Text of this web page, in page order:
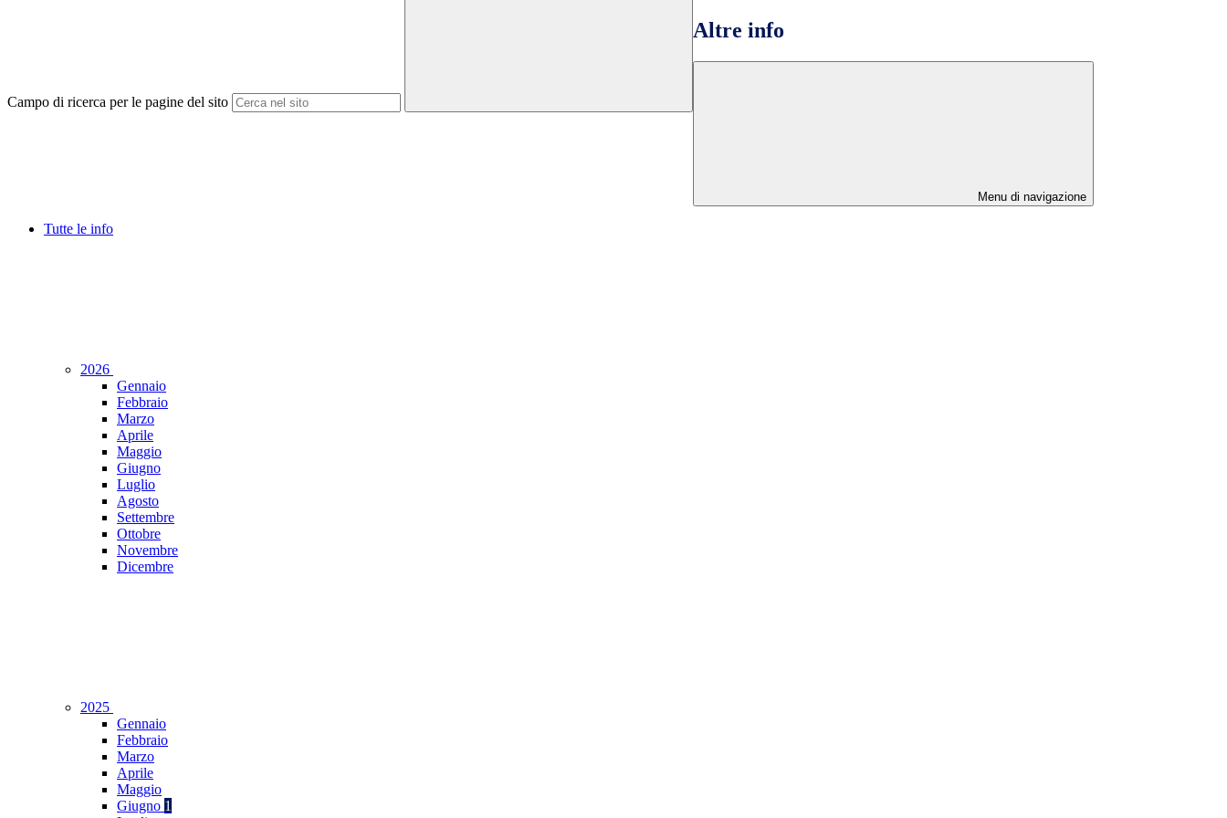
Campo di ricerca per le pagine del sito
Altre info
Menu di navigazione
Tutte le info
2026
Gennaio
Febbraio
Marzo
Aprile
Maggio
Giugno
Luglio
Agosto
Settembre
Ottobre
Novembre
Dicembre
2025
Gennaio
Febbraio
Marzo
Aprile
Maggio
Giugno 1